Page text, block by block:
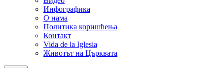
Инфографика
О нама
Политика коришћења
Контакт
Vida de la Iglesia
Животът на Църквата